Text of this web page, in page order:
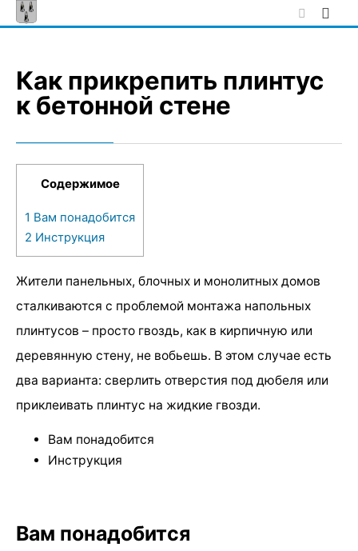
Skip
to
Как прикрепить плинтус
к бетонной стене
Содержимое
1 Вам понадобится
2 Инструкция
Жители панельных, блочных и монолитных домов
сталкиваются с проблемой монтажа напольных
плинтусов – просто гвоздь, как в кирпичную или
деревянную стену, не вобьешь. В этом случае есть
два варианта: сверлить отверстия под дюбеля или
приклеивать плинтус на жидкие гвозди.
Вам понадобится
Инструкция
Вам понадобится